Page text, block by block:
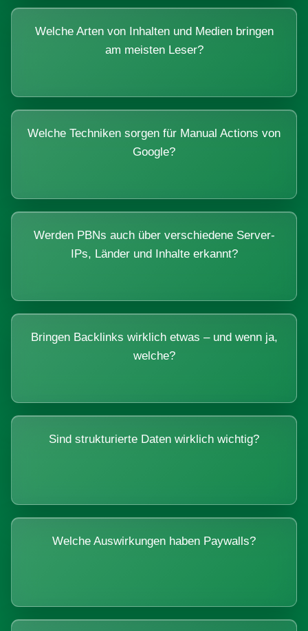
Welche Arten von Inhalten und Medien bringen
am meisten Leser?
Welche Techniken sorgen für Manual Actions von
Google?
Werden PBNs auch über verschiedene Server-
IPs, Länder und Inhalte erkannt?
Bringen Backlinks wirklich etwas – und wenn ja,
welche?
Sind strukturierte Daten wirklich wichtig?
Welche Auswirkungen haben Paywalls?